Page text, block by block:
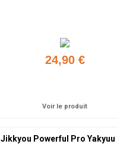
24,90 €
Voir le produit
Jikkyou Powerful Pro Yakyuu